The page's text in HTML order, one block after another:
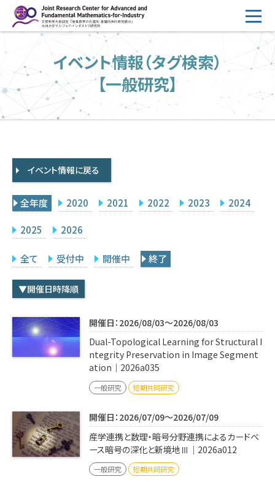
ン
へ
ス
キ
HOME
概要
運営
2026年度公募
採択研究・報告書一覧
イベント情報
研究代表者専用 委員専用
学内専用
Q&A
アクセス・お問合せ
メルマガ
イベント情報（タグ検索）
【一般研究】
イベント情報に戻る
全年度 2020 2021 2022 2023 2024
2025 2026
全て 受付中 開催中 終了
▼開催日時降順
開催日：2026/08/03～2026/08/03
Dual-Topological Learning for Structural I
ntegrity Preservation in Image Segment
ation｜2026a035
一般研究 短期共同研究
開催日：2026/07/09～2026/07/09
産学連携と数理・暗号分野連携によるカードベ
ース暗号の深化と新境地Ⅲ｜2026a012
一般研究 短期共同研究